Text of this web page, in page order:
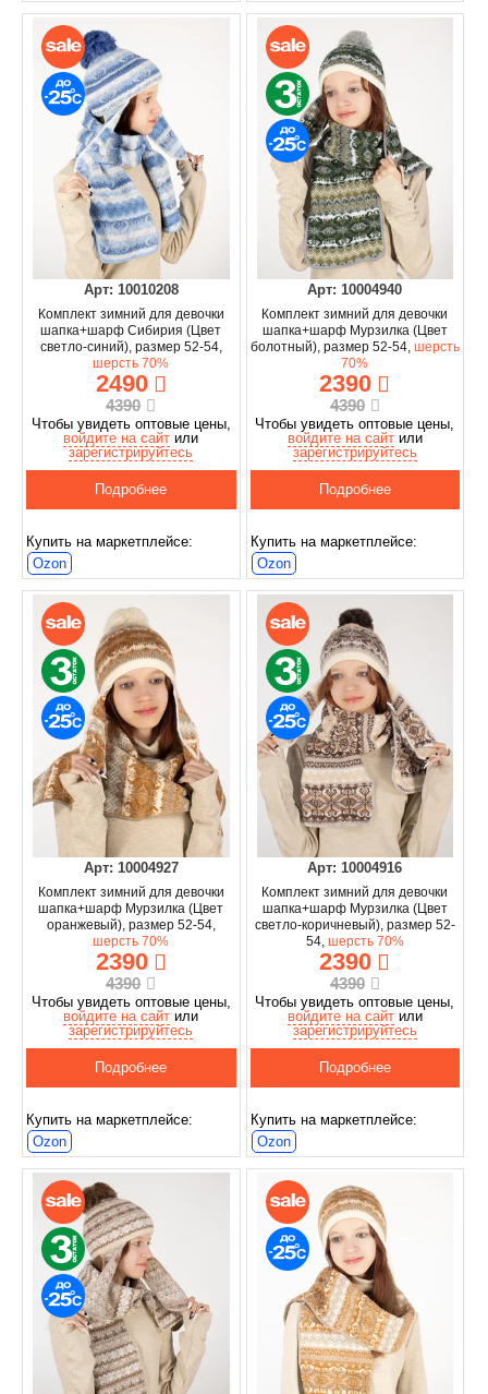
Арт: 10010208
Комплект зимний для девочки
шапка+шарф Сибирия (Цвет
светло-синий), размер 52-54,
шерсть 70%
2490
4390
Чтобы увидеть оптовые цены,
войдите на сайт или
зарегистрируйтесь
Подробнее
Купить на маркетплейсе:
Ozon
Арт: 10004940
Комплект зимний для девочки
шапка+шарф Мурзилка (Цвет
болотный), размер 52-54, шерсть
70%
2390
4390
Чтобы увидеть оптовые цены,
войдите на сайтили
зарегистрируйтесь
Подробнее
Купить на маркетплейсе:
Ozon
Арт: 10004927
Комплект зимний для девочки
шапка+шарф Мурзилка (Цвет
оранжевый), размер 52-54,
шерсть 70%
2390
4390
Чтобы увидеть оптовые цены,
войдите на сайт или
зарегистрируйтесь
Подробнее
Купить на маркетплейсе:
Ozon
Арт: 10004916
Комплект зимний для девочки
шапка+шарф Мурзилка (Цвет
светло-коричневый), размер 52-
54, шерсть 70%
2390
4390
Чтобы увидеть оптовые цены,
войдите на сайтили
зарегистрируйтесь
Подробнее
Купить на маркетплейсе:
Ozon